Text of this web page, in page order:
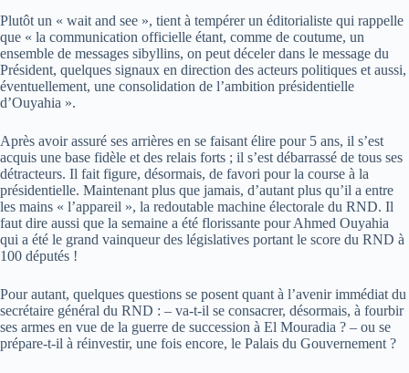
Plutôt un « wait and see », tient à tempérer un éditorialiste qui rappelle
que « la communication officielle étant, comme de coutume, un
ensemble de messages sibyllins, on peut déceler dans le message du
Président, quelques signaux en direction des acteurs politiques et aussi,
éventuellement, une consolidation de l’ambition présidentielle
d’Ouyahia ».
Après avoir assuré ses arrières en se faisant élire pour 5 ans, il s’est
acquis une base fidèle et des relais forts ; il s’est débarrassé de tous ses
détracteurs. Il fait figure, désormais, de favori pour la course à la
présidentielle. Maintenant plus que jamais, d’autant plus qu’il a entre
les mains « l’appareil », la redoutable machine électorale du RND. Il
faut dire aussi que la semaine a été florissante pour Ahmed Ouyahia
qui a été le grand vainqueur des législatives portant le score du RND à
100 députés !
Pour autant, quelques questions se posent quant à l’avenir immédiat du
secrétaire général du RND : – va-t-il se consacrer, désormais, à fourbir
ses armes en vue de la guerre de succession à El Mouradia ? – ou se
prépare-t-il à réinvestir, une fois encore, le Palais du Gouvernement ?